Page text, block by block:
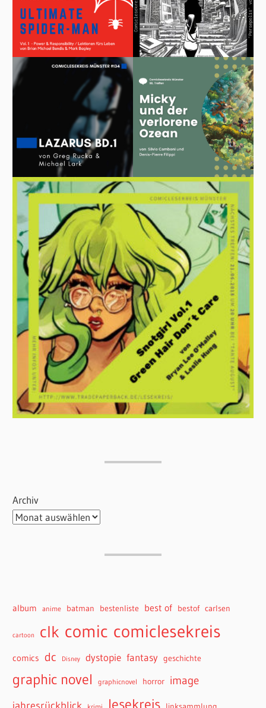
Archiv
album anime batman bestenliste best of bestof carlsen
cartoon clk comic comiclesekreis
comics dc Disney dystopie fantasy geschichte
graphic novel graphicnovel horror image
lesekreis